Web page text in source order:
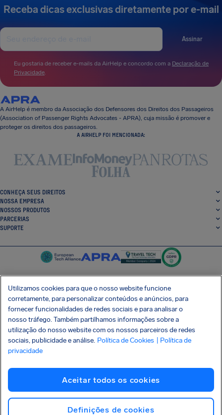
Receba dicas exclusivas diretamente por e-mail
Assinar
Eu gostaria de receber e-mails da AirHelp e concordo com a Declaração de
Privacidade.
A AirHelp é membro da Associação dos Defensores dos Direitos dos Passageiros
(Association of Passenger Rights Advocates - APRA), cuja missão é promover e
proteger os direitos dos passageiros.
A AIRHELP FOI MENCIONADA:
CONHEÇA SEUS DIREITOS
NOSSA EMPRESA
NOSSOS PRODUTOS
PARCERIAS
SUPORTE
SocialFacebook
SocialTwitter
SocialInstagram
SocialLinkedin
BAIXE GRÁTIS NOSSO APP
Política de Privacidade
Imprint
Ataque à cadeia de suprimentos Shai-Hulud
Copyright © 2026 AirHelp
Utilizamos cookies para que o nosso website funcione
corretamente, para personalizar conteúdos e anúncios, para
fornecer funcionalidades de redes sociais e para analisar o
nosso tráfego. Também partilhamos informações sobre a
utilização do nosso website com os nossos parceiros de redes
sociais, publicidade e análise. Política de Cookies
| Política de
privacidade
Aceitar todos os cookies
Definições de cookies